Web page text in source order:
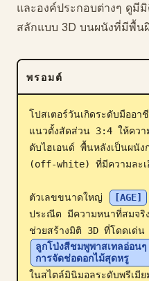
พรอมต์
ราคา
ดาวน์โหลด
บล็อก
อัปเดต
และองค์ประกอบต่างๆ ดูมี
สลักแบบ 3D บนผนังที่มีพื้น
พรอมต์
โปสเตอร์วันเกิดระดับมืออ
แนวตั้งสัดส่วน 3:4 ให้ควา
ดับไฮเอนด์ พื้นหลังเป็นผนั
(off-white) ที่มีความละเ
ตัวเลขขนาดใหญ่ [AGE]
ประณีต มีความหนาที่สมจริ
ช่วยสร้างมิติ 3D ที่โดดเด่
ลูกโป่งสีชมพูพาสเทลอ่อน
การจัดช่อดอกไม้สุดหรู
ในสไตล์มินิมอลระดับพรีเมีย